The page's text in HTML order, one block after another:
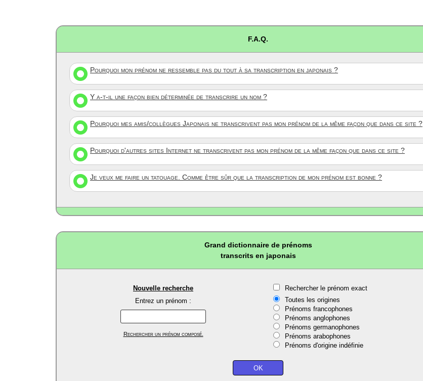
F.A.Q.
Pourquoi mon prénom ne ressemble pas du tout à sa transcription en japonais ?
Y a-t-il une façon bien déterminée de transcrire un nom ?
Pourquoi mes amis/collègues Japonais ne transcrivent pas mon prénom de la même façon que dans ce site ?
Pourquoi d'autres sites Internet ne transcrivent pas mon prénom de la même façon que dans ce site ?
Je veux me faire un tatouage. Comme être sûr que la transcription de mon prénom est bonne ?
Grand dictionnaire de prénoms
transcrits en japonais
Nouvelle recherche
Entrez un prénom :
Rechercher un prénom composé.
Rechercher le prénom exact
Toutes les origines
Prénoms francophones
Prénoms anglophones
Prénoms germanophones
Prénoms arabophones
Prénoms d'origine indéfinie